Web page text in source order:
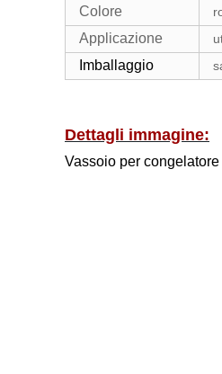
Colore
Applicazione
Imballaggio
Dettagli immagine:
Vassoio per